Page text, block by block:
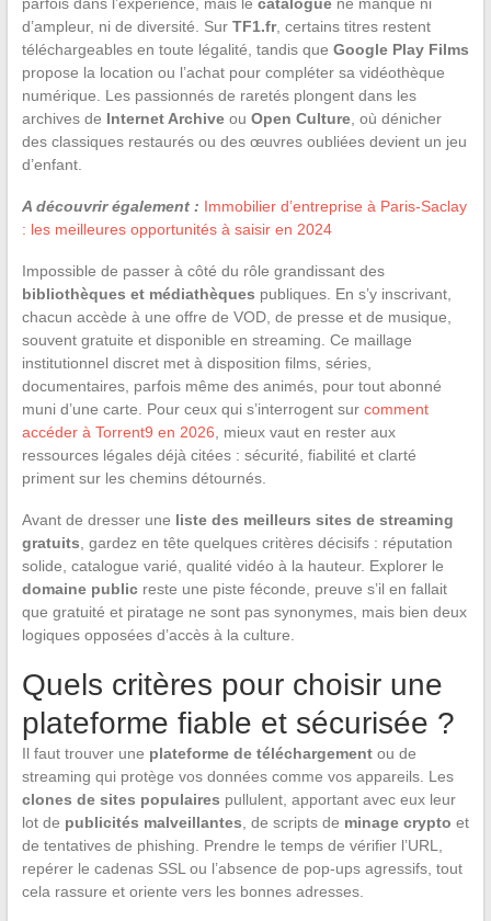
d’ampleur, ni de diversité. Sur TF1.fr, certains titres restent
téléchargeables en toute légalité, tandis que Google Play Films
propose la location ou l’achat pour compléter sa vidéothèque
numérique. Les passionnés de raretés plongent dans les
archives de Internet Archiveou Open Culture, où dénicher
des classiques restaurés ou des œuvres oubliées devient un jeu
d’enfant.
A découvrir également : Immobilier d’entreprise à Paris-Saclay
: les meilleures opportunités à saisir en 2024
Impossible de passer à côté du rôle grandissant des
bibliothèques et médiathèques publiques. En s’y inscrivant,
chacun accède à une offre de VOD, de presse et de musique,
souvent gratuite et disponible en streaming. Ce maillage
institutionnel discret met à disposition films, séries,
documentaires, parfois même des animés, pour tout abonné
muni d’une carte. Pour ceux qui s’interrogent sur comment
accéder à Torrent9 en 2026 , mieux vaut en rester aux
ressources légales déjà citées : sécurité, fiabilité et clarté
priment sur les chemins détournés.
Avant de dresser une liste des meilleurs sites de streaming
gratuits , gardez en tête quelques critères décisifs : réputation
solide, catalogue varié, qualité vidéo à la hauteur. Explorer le
domaine publicreste une piste féconde, preuve s’il en fallait
que gratuité et piratage ne sont pas synonymes, mais bien deux
logiques opposées d’accès à la culture.
Quels critères pour choisir une
plateforme fiable et sécurisée ?
Il faut trouver une plateforme de téléchargementou de
streaming qui protège vos données comme vos appareils. Les
clones de sites populaires pullulent, apportant avec eux leur
lot de publicités malveillantes , de scripts de minage crypto et
de tentatives de phishing. Prendre le temps de vérifier l’URL,
repérer le cadenas SSL ou l’absence de pop-ups agressifs, tout
cela rassure et oriente vers les bonnes adresses.